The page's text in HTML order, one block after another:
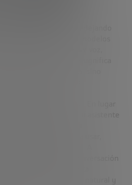
artificial está dejando
Kahn explica que los modelos
algo por escrito, sino
mostrarle una foto o
viendo en directo.
reparando tu bicicleta. En lugar
podrías activar tu asistente
en vídeo y recibir
estás haciendo mal. A
esto es una conversación
a tu situación concreta.
de interacción más natural y